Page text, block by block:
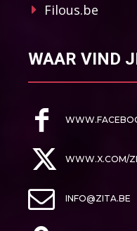
Filous.be
WAAR VIND
WWW.X.COM/
INFO@ZITA.BE